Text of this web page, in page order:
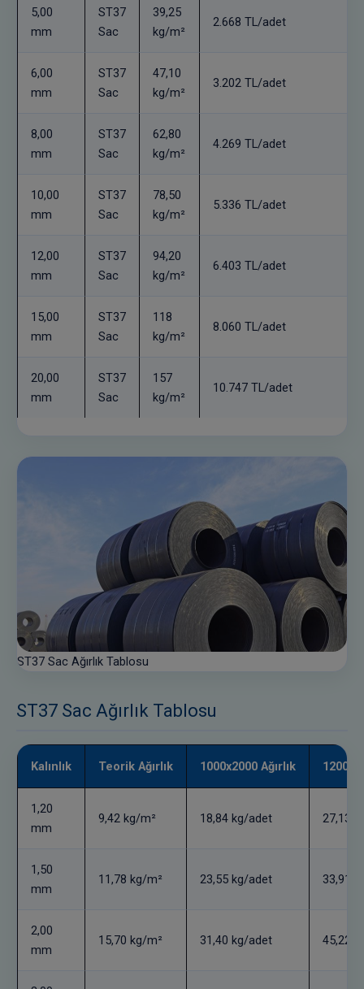
5,00
mm
ST37
Sac
39,25
kg/m²
2.668 TL/adet
6,00
mm
ST37
Sac
47,10
kg/m²
3.202 TL/adet
8,00
mm
ST37
Sac
62,80
kg/m²
4.269 TL/adet
10,00
mm
ST37
Sac
78,50
kg/m²
5.336 TL/adet
12,00
mm
ST37
Sac
94,20
kg/m²
6.403 TL/adet
15,00
mm
ST37
Sac
118
kg/m²
8.060 TL/adet
20,00
mm
ST37
Sac
157
kg/m²
10.747 TL/adet
ST37 Sac Ağırlık Tablosu
ST37 Sac Ağırlık Tablosu
Kalınlık Teorik Ağırlık 1000x2000 Ağırlık
1,20
mm
9,42 kg/m² 18,84 kg/adet 27,13
1,50
mm
11,78 kg/m² 23,55 kg/adet 33,91
2,00
mm
15,70 kg/m² 31,40 kg/adet 45,22